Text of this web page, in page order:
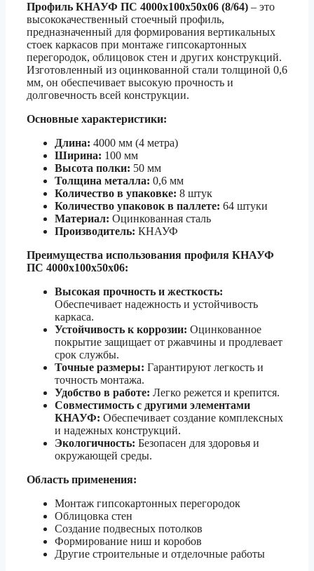
Профиль КНАУФ ПС 4000х100х50х06 (8/64) – это
высококачественный стоечный профиль,
предназначенный для формирования вертикальных
стоек каркасов при монтаже гипсокартонных
перегородок, облицовок стен и других конструкций.
Изготовленный из оцинкованной стали толщиной 0,6
мм, он обеспечивает высокую прочность и
долговечность всей конструкции.
Основные характеристики:
Длина: 4000 мм (4 метра)
Ширина: 100 мм
Высота полки: 50 мм
Толщина металла: 0,6 мм
Количество в упаковке: 8 штук
Количество упаковок в паллете: 64 штуки
Материал: Оцинкованная сталь
Производитель: КНАУФ
Преимущества использования профиля КНАУФ
ПС 4000х100х50х06:
Высокая прочность и жесткость:
Обеспечивает надежность и устойчивость
каркаса.
Устойчивость к коррозии: Оцинкованное
покрытие защищает от ржавчины и продлевает
срок службы.
Точные размеры: Гарантируют легкость и
точность монтажа.
Удобство в работе: Легко режется и крепится.
Совместимость с другими элементами
КНАУФ: Обеспечивает создание комплексных
и надежных конструкций.
Экологичность: Безопасен для здоровья и
окружающей среды.
Область применения:
Монтаж гипсокартонных перегородок
Облицовка стен
Создание подвесных потолков
Формирование ниш и коробов
Другие строительные и отделочные работы